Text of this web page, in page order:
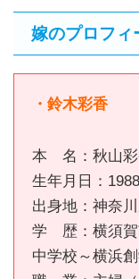
嫁のプロフィ
・鈴木彩香
本 名：秋山彩
生年月日：
出身地：神奈
学 歴：横須賀
中学校～横浜